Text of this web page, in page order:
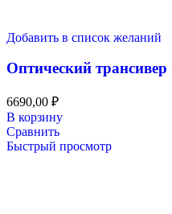
Добавить в список желаний
Оптический
6690,00 ₽
В корзину
Сравнить
Быстрый просмотр